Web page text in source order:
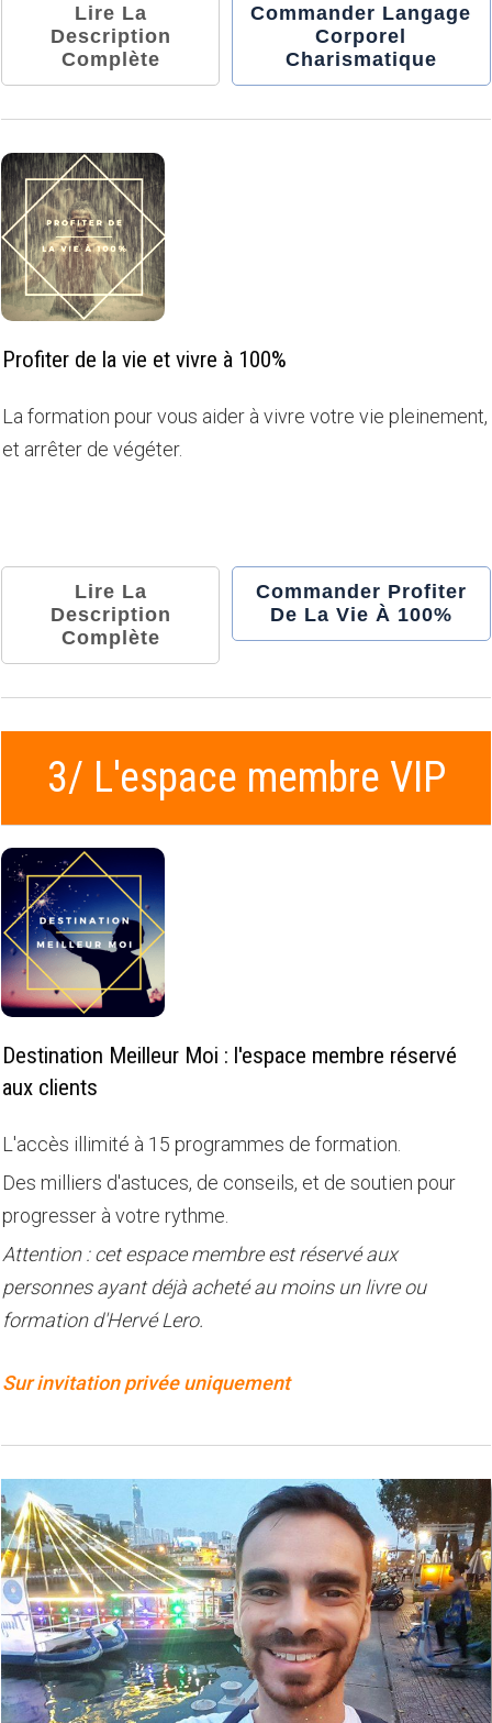
Lire La
Description
Complète
Commander Langage
Corporel
Charismatique
Profiter de la vie et vivre à 100%
La formation pour vous aider à vivre votre vie pleinement,
et arrêter de végéter.
Lire La
Description
Complète
Commander Profiter
De La Vie À 100%
3/ L'espace membre VIP
Destination Meilleur Moi : l'espace membre réservé
aux clients
L'accès illimité à 15 programmes de formation.
Des milliers d'astuces, de conseils, et de soutien pour
progresser à votre rythme.
Attention : cet espace membre est réservé aux
personnes ayant déjà acheté au moins un livre ou
formation d'Hervé Lero.
Sur invitation privée uniquement